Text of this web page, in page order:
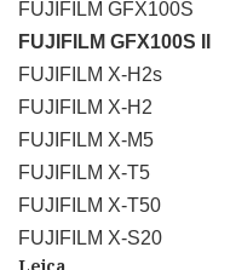
FUJIFILM GFX100S
FUJIFILM GFX100S II
FUJIFILM X-H2s
FUJIFILM X-H2
FUJIFILM X-M5
FUJIFILM X-T5
FUJIFILM X-T50
FUJIFILM X-S20